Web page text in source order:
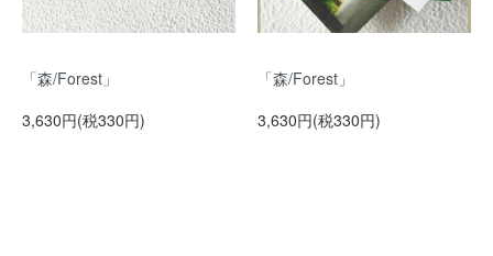
「森/Forest」
3,630円(税330円)
「森/Forest」
3,630円(税330円)